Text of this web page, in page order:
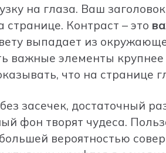
на глаза. Ваш
Контраст – это
выпадает из
важные элементы крупнее
что на странице
засечек, достаточный
фон творят чудеса.
вероятностью